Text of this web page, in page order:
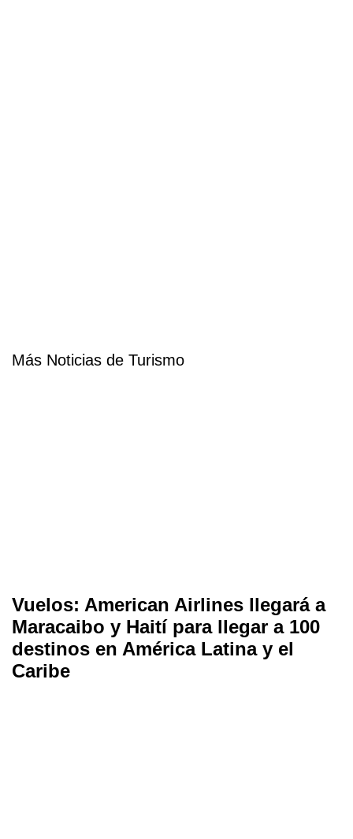
Más Noticias de Turismo
Vuelos: American Airlines llegará a
Maracaibo y Haití para llegar a 100
destinos en América Latina y el
Caribe